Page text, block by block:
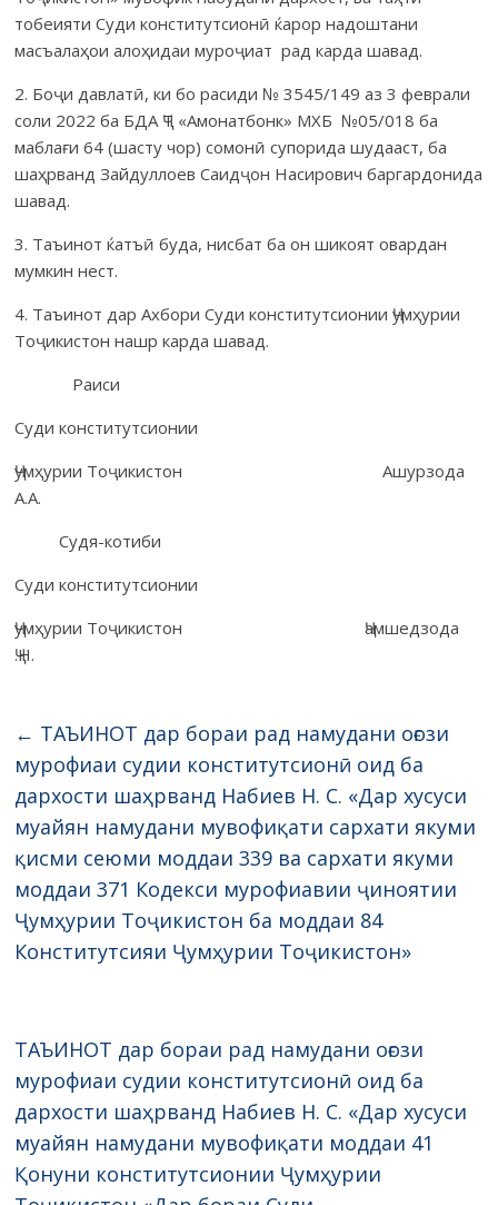
тобеияти Суди конститутсионӣ ќарор надоштани
масъалаҳои алоҳидаи муроҷиат рад карда шавад.
2. Боҷи давлатӣ, ки бо расиди № 3545/149 аз 3 феврали
соли 2022 ба БДА ҶТ «Амонатбонк» МХБ №05/018 ба
маблағи 64 (шасту чор) сомонӣ супорида шудааст, ба
шаҳрванд Зайдуллоев Саидҷон Насирович баргардонида
шавад.
3. Таъинот ќатъӣ буда, нисбат ба он шикоят овардан
мумкин нест.
4. Таъинот дар Ахбори Суди конститутсионии Ҷумҳурии
Тоҷикистон нашр карда шавад.
Раиси
Суди конститутсионии
Ҷумҳурии Тоҷикистон Ашурзода
А.А.
Судя-котиби
Суди конститутсионии
Ҷумҳурии Тоҷикистон Ҷамшедзода
Ҷ.Н.
← ТАЪИНОТ дар бораи рад намудани оғози
мурофиаи судии конститутсионӣ оид ба
дархости шаҳрванд Набиев Н. С. «Дар хусуси
муайян намудани мувофиқати сархати якуми
қисми сеюми моддаи 339 ва сархати якуми
моддаи 371 Кодекси мурофиавии ҷиноятии
Ҷумҳурии Тоҷикистон ба моддаи 84
Конститутсияи Ҷумҳурии Тоҷикистон»
ТАЪИНОТ дар бораи рад намудани оғози
мурофиаи судии конститутсионӣ оид ба
дархости шаҳрванд Набиев Н. С. «Дар хусуси
муайян намудани мувофиқати моддаи 41
Қонуни конститутсионии Ҷумҳурии